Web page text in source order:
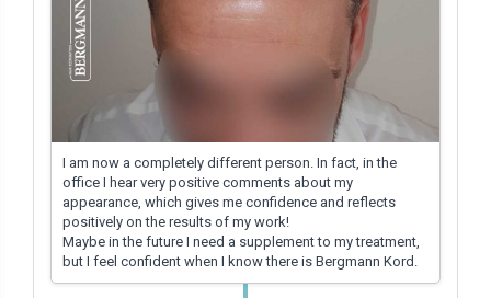
I am now a completely different person. In fact, in the
office I hear very positive comments about my
appearance, which gives me confidence and reflects
positively on the results of my work!
Maybe in the future I need a supplement to my treatment,
but I feel confident when I know there is Bergmann Kord.